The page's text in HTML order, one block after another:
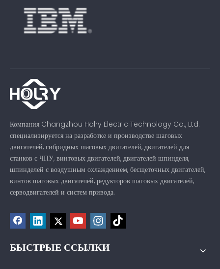
Компания Changzhou Holry Electric Technology Co., Ltd.
специализируется на разработке и производстве шаговых
двигателей, гибридных шаговых двигателей, двигателей для
станков с ЧПУ, винтовых двигателей, двигателей шпинделя,
шпинделей с воздушным охлаждением, бесщеточных двигателей,
винтов шаговых двигателей, редукторов шаговых двигателей,
серводвигателей и систем привода.
БЫСТРЫЕ ССЫЛКИ